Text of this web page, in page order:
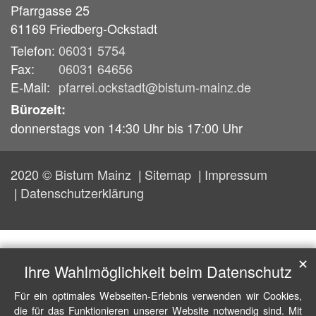
Pfarrgasse 25
61169 Friedberg-Ockstadt
Telefon: 06031 5754
Fax:
06031 64656
E-Mail: pfarrei.ockstadt@bistum-mainz.de
Bürozeit:
donnerstags von 14:30 Uhr bis 17:00 Uhr
2020 © Bistum Mainz Sitemap
Impressum
Datenschutzerklärung
Ihre Wahlmöglichkeit beim Datenschutz
Für ein optimales Webseiten-Erlebnis verwenden wir Cookies,
die für das Funktionieren unserer Website notwendig sind. Mit
✕